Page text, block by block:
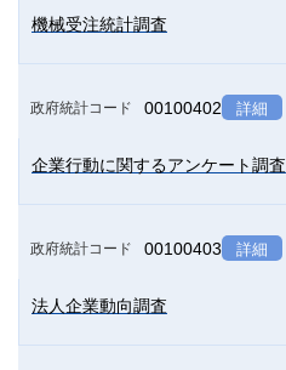
機械受注統計調査
政府統計コード 00100402 詳細
企業行動に関するアンケート調査
政府統計コード 00100403 詳細
法人企業動向調査